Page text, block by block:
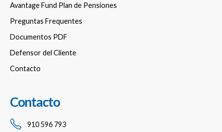
Avantage Fund Plan de Pensiones
Preguntas Frequentes
Documentos PDF
Defensor del Cliente
Contacto
Contacto
910 596 793